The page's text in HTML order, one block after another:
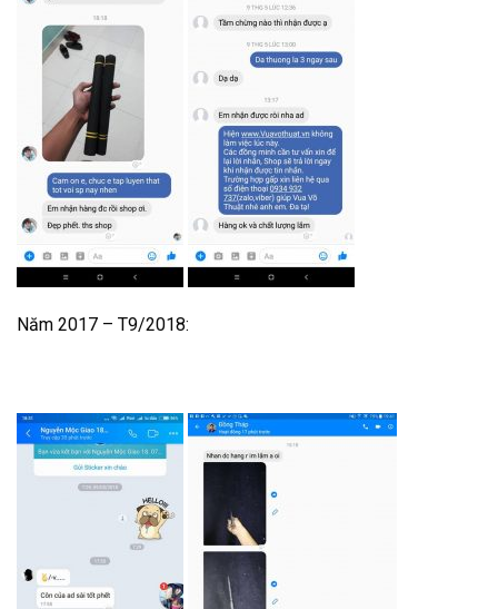
Năm 2017 – T9/2018: